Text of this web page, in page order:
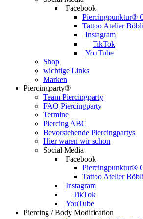
Facebook
Piercingpunktur®
Tattoo Atelier
Instagram
TikTok
YouTube
Shop
wichtige Links
Marken
Piercingparty®
Team Piercingparty
FAQ Piercingparty
Termine
Piercing ABC
Bevorstehende Piercingpartys
Hier waren wir schon
Social Media
Facebook
Piercingpunktur®
Tattoo Atelier
Instagram
TikTok
YouTube
Piercing / Body Modification